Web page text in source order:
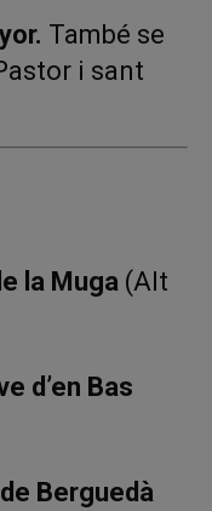
També se
i sant
la Muga (Alt
d’en Bas
Berguedà